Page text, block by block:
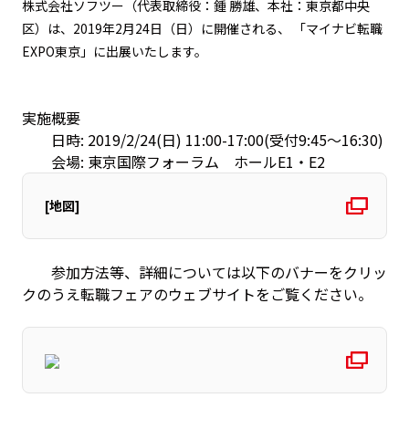
株式会社ソフツー（代表取締役：鍾 勝雄、本社：東京都中央
区）は、2019年2月24日（日）に開催される、 「マイナビ転職
EXPO東京」に出展いたします。
実施概要
日時: 2019/2/24(日) 11:00-17:00(受付9:45～16:30)
会場: 東京国際フォーラム ホールE1・E2
[地図]
参加方法等、詳細については以下のバナーをクリッ
クのうえ転職フェアのウェブサイトをご覧ください。